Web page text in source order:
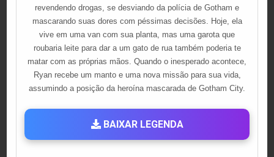
revendendo drogas, se desviando da polícia de Gotham e
mascarando suas dores com péssimas decisões. Hoje, ela
vive em uma van com sua planta, mas uma garota que
roubaria leite para dar a um gato de rua também poderia te
matar com as próprias mãos. Quando o inesperado acontece,
Ryan recebe um manto e uma nova missão para sua vida,
assumindo a posição da heroína mascarada de Gotham City.
BAIXAR LEGENDA